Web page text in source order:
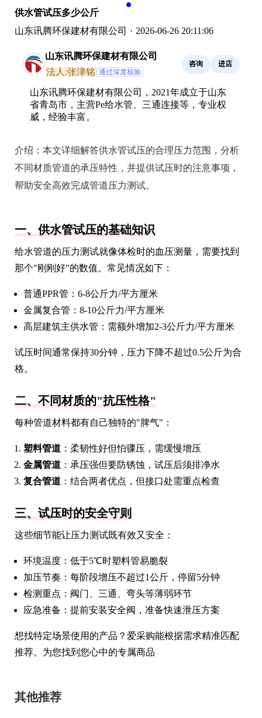
供水管试压多少公斤
山东讯腾环保建材有限公司 · 2026-06-26 20:11:06
山东讯腾环保建材有限公司
法人:张津铭 通过深度核验
咨询 进店
山东讯腾环保建材有限公司，2021年成立于山东
省青岛市，主营Pe给水管、三通连接等，专业权
威，经验丰富。
介绍： 本文详细解答供水管试压的合理压力范围，分析
不同材质管道的承压特性，并提供试压时的注意事项，
帮助安全高效完成管道压力测试。
一、供水管试压的基础知识
给水管道的压力测试就像体检时的血压测量，需要找到
那个"刚刚好"的数值。常见情况如下：
普通PPR管：6-8公斤力/平方厘米
金属复合管：8-10公斤力/平方厘米
高层建筑主供水管：需额外增加2-3公斤力/平方厘米
试压时间通常保持30分钟，压力下降不超过0.5公斤为合
格。
二、不同材质的"抗压性格"
每种管道材料都有自己独特的"脾气"：
塑料管道 ：柔韧性好但怕骤压，需缓慢增压
金属管道 ：承压强但要防锈蚀，试压后须排净水
复合管道 ：结合两者优点，但接口处需重点检查
三、试压时的安全守则
这些细节能让压力测试既有效又安全：
环境温度：低于5℃时塑料管易脆裂
加压节奏：每阶段增压不超过1公斤，停留5分钟
检测重点：阀门、三通、弯头等薄弱环节
应急准备：提前安装安全阀，准备快速泄压方案
想找特定场景使用的产品？爱采购能根据需求精准匹配
推荐。为您找到您心中的专属商品
其他推荐